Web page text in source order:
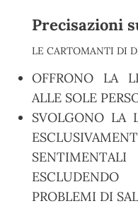
Precisazioni
LE CARTOMANTI DI
OFFRONO LA
ALLE SOLE
SVOLGONO LA
PROBLEMI DI